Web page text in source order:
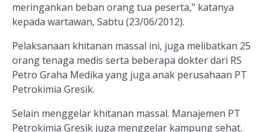
meringankan beban orang tua peserta," katanya
kepada wartawan, Sabtu (23/06/2012).
Pelaksanaan khitanan massal ini, juga melibatkan 25
orang tenaga medis serta beberapa dokter dari RS
Petro Graha Medika yang juga anak perusahaan PT
Petrokimia Gresik.
Selain menggelar khitanan massal. Manajemen PT
Petrokimia Gresik juga menggelar kampung sehat.